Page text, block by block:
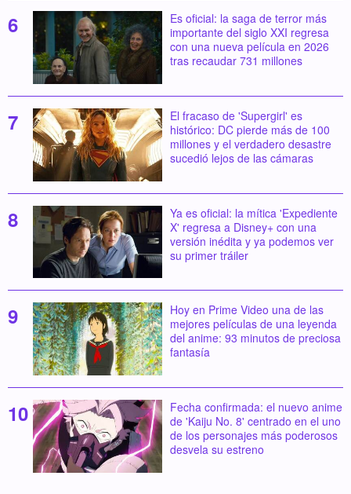
Es oficial: la saga de terror más
importante del siglo XXI regresa
con una nueva película en 2026
tras recaudar 731 millones
El fracaso de 'Supergirl' es
histórico: DC pierde más de 100
millones y el verdadero desastre
sucedió lejos de las cámaras
Ya es oficial: la mítica 'Expediente
X' regresa a Disney+ con una
versión inédita y ya podemos ver
su primer tráiler
Hoy en Prime Video una de las
mejores películas de una leyenda
del anime: 93 minutos de preciosa
fantasía
Fecha confirmada: el nuevo anime
de 'Kaiju No. 8' centrado en el uno
de los personajes más poderosos
desvela su estreno